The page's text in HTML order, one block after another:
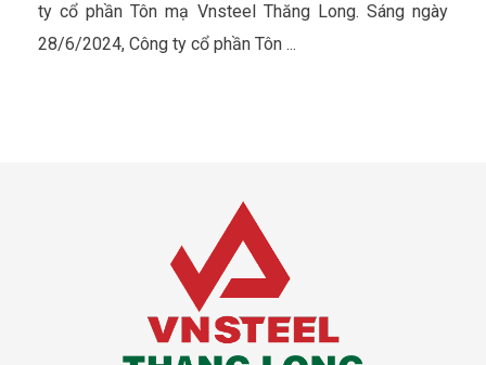
ty cổ phần Tôn mạ Vnsteel Thăng Long. Sáng ngày
28/6/2024, Công ty cổ phần Tôn ...